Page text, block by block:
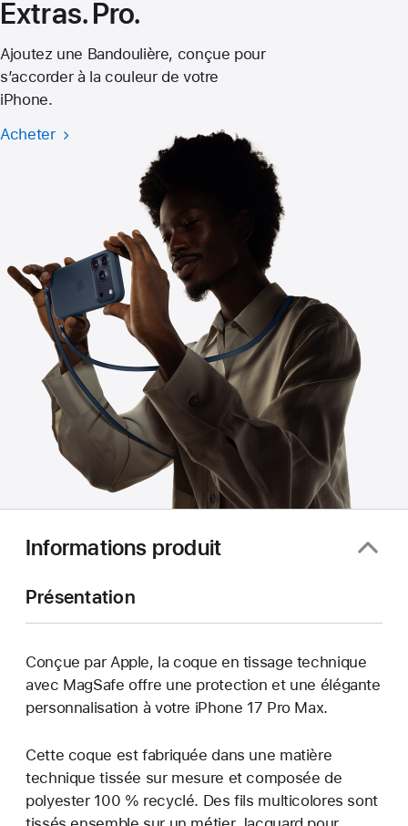
Extras. Pro.
Ajoutez une Bandoulière, conçue pour
s’accorder à la couleur de votre
iPhone.
Acheter Bandoulière
Informations produit
Présentation
Conçue par Apple, la coque en tissage technique
avec MagSafe offre une protection et une élégante
personnalisation à votre iPhone 17 Pro Max.
Cette coque est fabriquée dans une matière
technique tissée sur mesure et composée de
polyester 100 % recyclé. Des fils multicolores sont